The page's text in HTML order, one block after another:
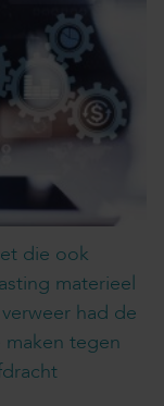
die ook
materieel
had de
tegen